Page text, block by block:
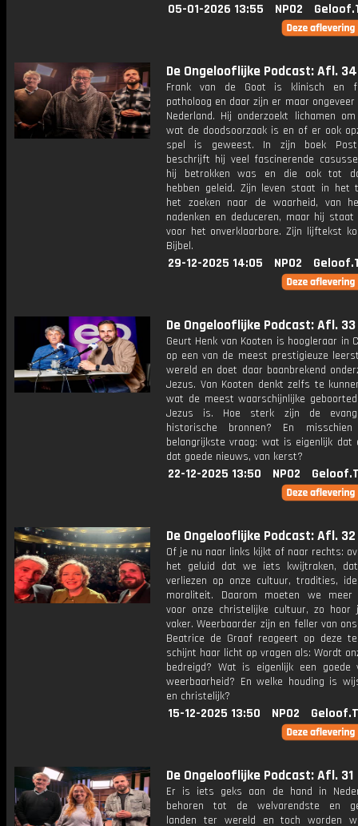
05-01-2026 13:55 NPO2
De Ongelooflijke Podcast: Afl. 34
Frank van de Goot is klinisch en
patholoog en daar zijn er maar
Nederland. Hij onderzoekt lichamen
wat de doodsoorzaak is en of er ook
spel is geweest. In zijn boek
beschrijft hij veel fascinerende
hij betrokken was en die ook tot
hebben geleid. Zijn leven staat in het
het zoeken naar de waarheid, van
nadenken en deduceren, maar hij staat
voor het onverklaarbare. Zijn lijftekst
Bijbel.
29-12-2025 14:05 NPO2
De Ongelooflijke Podcast: Afl. 33
Geurt Henk van Kooten is hoogleraar in
op een van de meest prestigieuze
wereld en doet daar baanbrekend
Jezus. Van Kooten denkt zelfs te
wat de meest waarschijnlijke
Jezus is. Hoe sterk zijn de
historische bronnen? En
belangrijkste vraag: wat is eigenlijk dat
dat goede nieuws, van kerst?
22-12-2025 13:50 NPO2
De Ongelooflijke Podcast: Afl. 32
Of je nu naar links kijkt of naar rechts:
het geluid dat we iets kwijtraken,
verliezen op onze cultuur, tradities,
moraliteit. Daarom moeten we meer
voor onze christelijke cultuur, zo hoor
vaker. Weerbaarder zijn en feller van
Beatrice de Graaf reageert op deze
schijnt haar licht op vragen als: Wordt
bedreigd? Wat is eigenlijk een goede
weerbaarheid? En welke houding is
en christelijk?
15-12-2025 13:50 NPO2
De Ongelooflijke Podcast: Afl. 31
Er is iets geks aan de hand in
behoren tot de welvarendste en
landen ter wereld en toch worden